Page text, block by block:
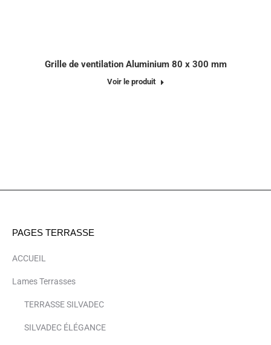
Grille de ventilation Aluminium 80 x 300 mm
Voir le produit
PAGES TERRASSE
ACCUEIL
Lames Terrasses
TERRASSE SILVADEC
SILVADEC ÉLÉGANCE